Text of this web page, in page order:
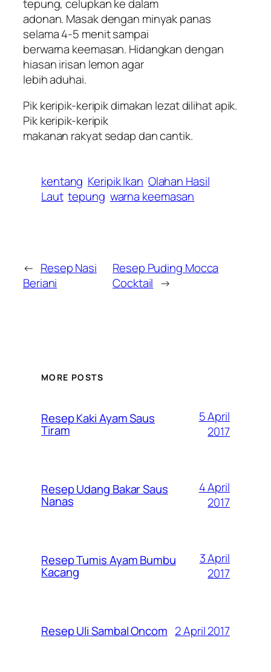
tepung, celupkan ke dalam
adonan. Masak dengan minyak panas
selama 4-5 menit sampai
berwarna keemasan. Hidangkan dengan
hiasan irisan lemon agar
lebih aduhai.
Pik keripik-keripik dimakan lezat dilihat apik.
Pik keripik-keripik
makanan rakyat sedap dan cantik.
kentang Keripik Ikan Olahan Hasil
Laut tepung warna keemasan
← Resep Nasi
Beriani
Resep Puding Mocca
Cocktail →
MORE POSTS
Resep Kaki Ayam Saus
Tiram
5 April
2017
Resep Udang Bakar Saus
Nanas
4 April
2017
Resep Tumis Ayam Bumbu
Kacang
3 April
2017
Resep Uli Sambal Oncom 2 April 2017